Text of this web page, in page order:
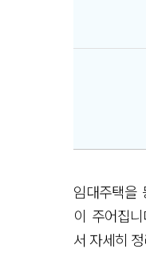
임대주택을
이 주어집
서 자세히